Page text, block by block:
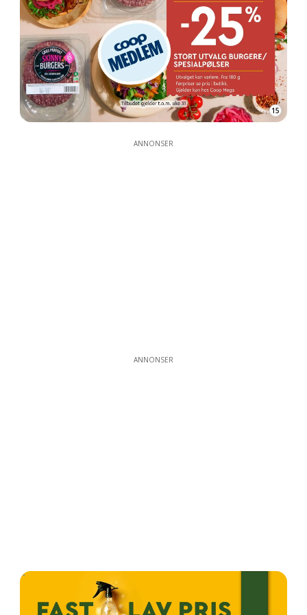
15
ANNONSER
ANNONSER